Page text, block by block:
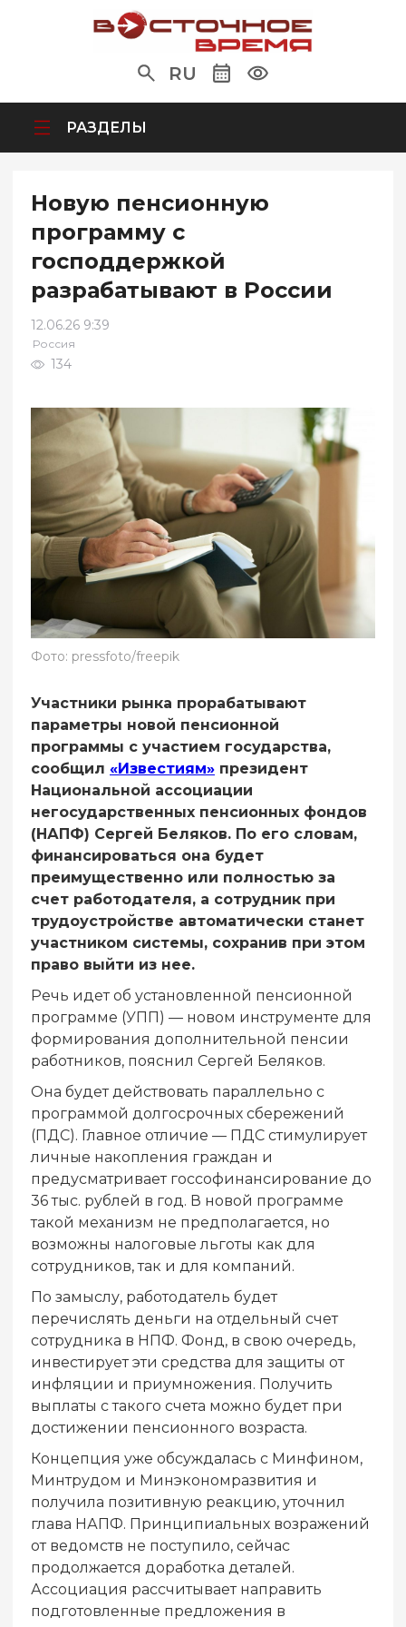
RU
РАЗДЕЛЫ
Новую пенсионную
программу с
господдержкой
разрабатывают в России
12.06.26 9:39
Россия
134
Фото: pressfoto/freepik
Участники рынка прорабатывают
параметры новой пенсионной
программы с участием государства,
сообщил «Известиям» президент
Национальной ассоциации
негосударственных пенсионных фондов
(НАПФ) Сергей Беляков. По его словам,
финансироваться она будет
преимущественно или полностью за
счет работодателя, а сотрудник при
трудоустройстве автоматически станет
участником системы, сохранив при этом
право выйти из нее.
Речь идет об установленной пенсионной
программе (УПП) — новом инструменте для
формирования дополнительной пенсии
работников, пояснил Сергей Беляков.
Она будет действовать параллельно с
программой долгосрочных сбережений
(ПДС). Главное отличие — ПДС стимулирует
личные накопления граждан и
предусматривает госсофинансирование до
36 тыс. рублей в год. В новой программе
такой механизм не предполагается, но
возможны налоговые льготы как для
сотрудников, так и для компаний.
По замыслу, работодатель будет
перечислять деньги на отдельный счет
сотрудника в НПФ. Фонд, в свою очередь,
инвестирует эти средства для защиты от
инфляции и приумножения. Получить
выплаты с такого счета можно будет при
достижении пенсионного возраста.
Концепция уже обсуждалась с Минфином,
Минтрудом и Минэкономразвития и
получила позитивную реакцию, уточнил
глава НАПФ. Принципиальных возражений
от ведомств не поступило, сейчас
продолжается доработка деталей.
Ассоциация рассчитывает направить
подготовленные предложения в